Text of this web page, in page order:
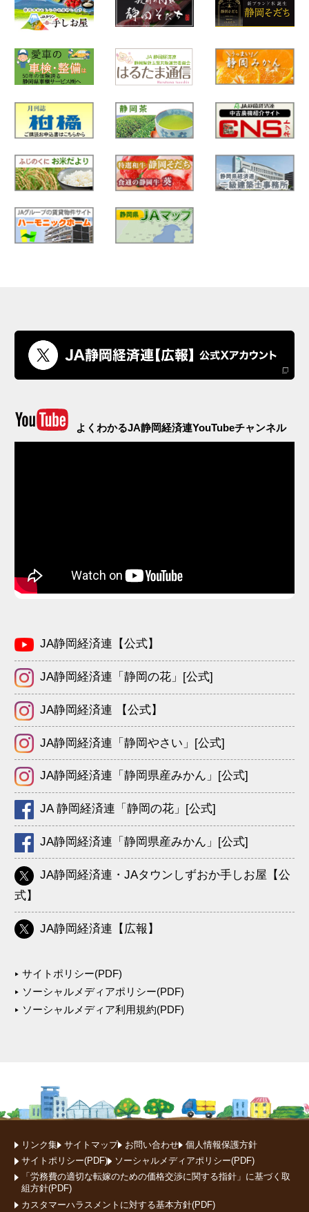
よくわかるJA静岡経済連YouTubeチャンネル
JA静岡経済連【公式】
JA静岡経済連「静岡の花」[公式]
JA静岡経済連 【公式】
JA静岡経済連「静岡やさい」[公式]
JA静岡経済連「静岡県産みかん」[公式]
JA 静岡経済連「静岡の花」[公式]
JA静岡経済連「静岡県産みかん」[公式]
JA静岡経済連・JAタウンしずおか手しお屋【公
式】
JA静岡経済連【広報】
サイトポリシー(PDF)
ソーシャルメディアポリシー(PDF)
ソーシャルメディア利用規約(PDF)
リンク集 サイトマップ お問い合わせ
個人情報保護方針
サイトポリシー(PDF)
ソーシャルメディアポリシー(PDF)
「労務費の適切な転嫁のための価格交渉に関する指針」に基づく取
組方針(PDF)
カスタマーハラスメントに対する基本方針(PDF)